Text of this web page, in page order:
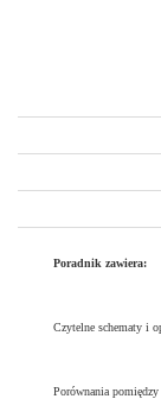
Poradnik zawiera:
Czytelne schematy i
Porównania